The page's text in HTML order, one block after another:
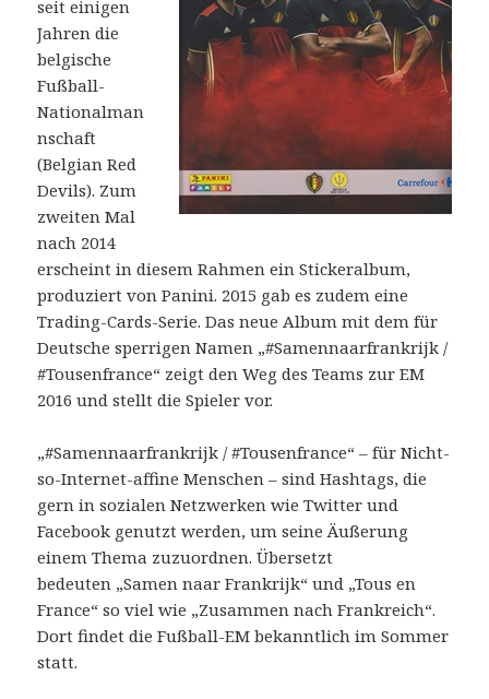
seit einigen
Jahren die
belgische
Fußball-
Nationalman
nschaft
(Belgian Red
Devils). Zum
zweiten Mal
nach 2014
erscheint in diesem Rahmen ein Stickeralbum,
produziert von Panini. 2015 gab es zudem eine
Trading-Cards-Serie. Das neue Album mit dem für
Deutsche sperrigen Namen „#Samennaarfrankrijk /
#Tousenfrance“ zeigt den Weg des Teams zur EM
2016 und stellt die Spieler vor.
„#Samennaarfrankrijk / #Tousenfrance“ – für Nicht-
so-Internet-affine Menschen – sind Hashtags, die
gern in sozialen Netzwerken wie Twitter und
Facebook genutzt werden, um seine Äußerung
einem Thema zuzuordnen. Übersetzt
bedeuten „Samen naar Frankrijk“ und „Tous en
France“ so viel wie „Zusammen nach Frankreich“.
Dort findet die Fußball-EM bekanntlich im Sommer
statt.